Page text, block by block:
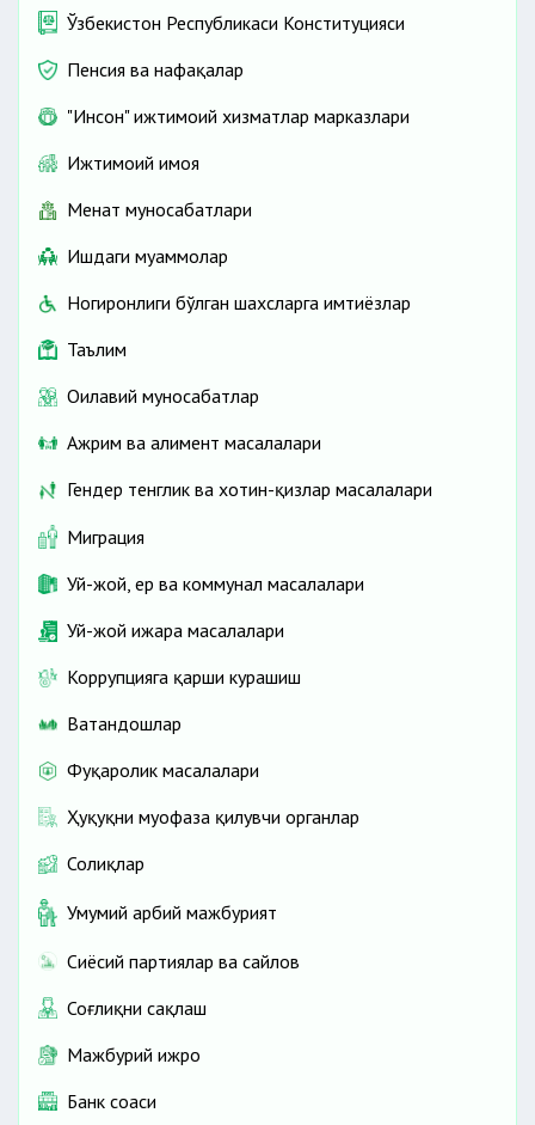
Ўзбекистон Республикаси Конституцияси
Пенсия ва нафақалар
"Инсон" ижтимоий хизматлар марказлари
Ижтимоий ҳимоя
Меҳнат муносабатлари
Ишдаги муаммолар
Ногиронлиги бўлган шахсларга имтиёзлар
Таълим
Оилавий муносабатлар
Ажрим ва алимент масалалари
Гендер тенглик ва хотин-қизлар масалалари
Миграция
Уй-жой, ер ва коммунал масалалари
Уй-жой ижара масалалари
Коррупцияга қарши курашиш
Ватандошлар
Фуқаролик масалалари
Ҳуқуқни муҳофаза қилувчи органлар
Солиқлар
Умумий ҳарбий мажбурият
Сиёсий партиялар ва сайлов
Соғлиқни сақлаш
Мажбурий ижро
Банк соҳаси